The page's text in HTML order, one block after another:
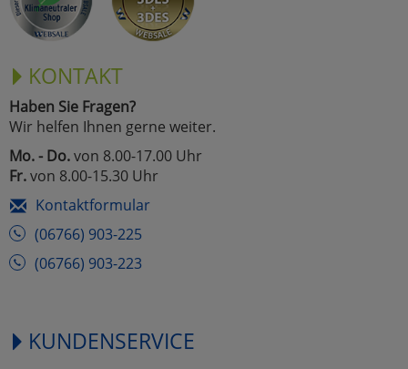
KONTAKT
Haben Sie Fragen?
Wir helfen Ihnen gerne weiter.
Mo. - Do.von 8.00-17.00 Uhr
Fr.von 8.00-15.30 Uhr
Kontaktformular
(06766) 903-225
(06766) 903-223
KUNDENSERVICE